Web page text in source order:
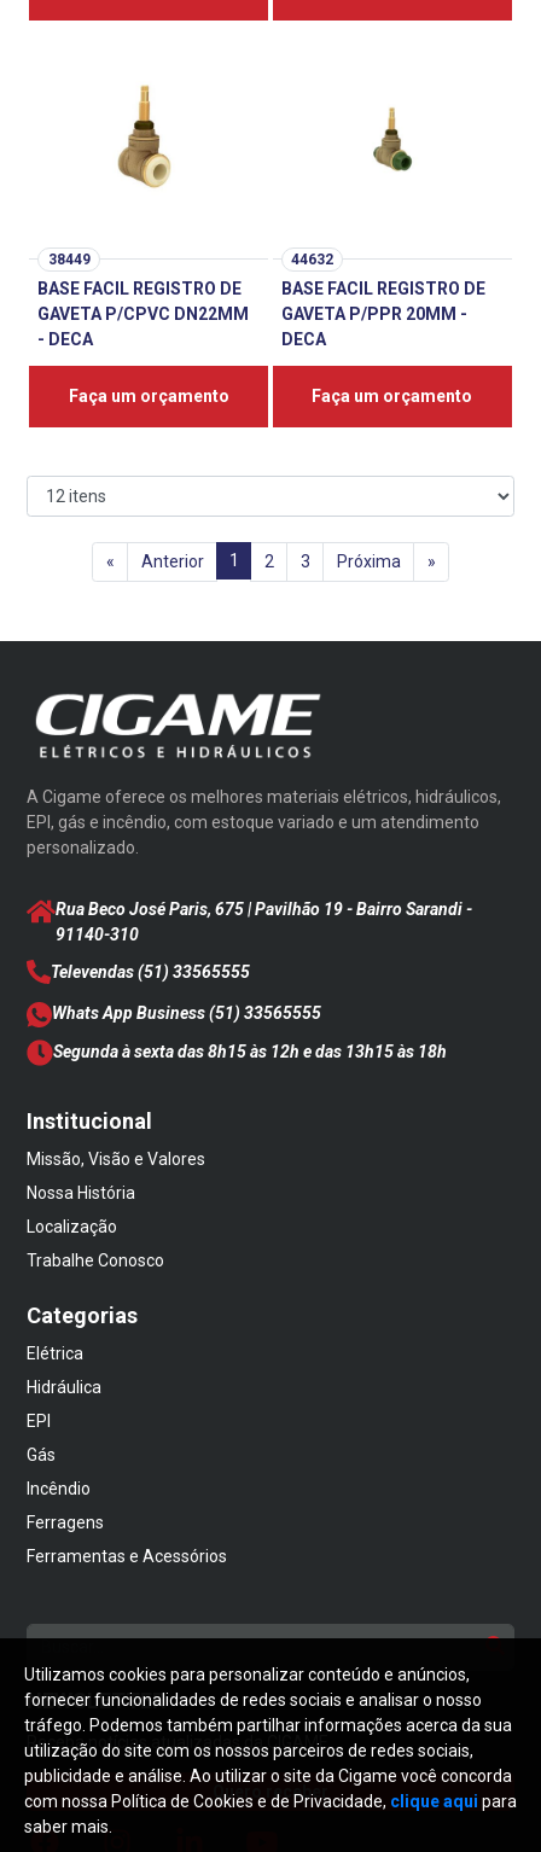
38449
BASE FACIL REGISTRO DE
GAVETA P/CPVC DN22MM
- DECA
Faça um orçamento
44632
BASE FACIL REGISTRO DE
GAVETA P/PPR 20MM -
DECA
Faça um orçamento
« Anterior 1 2 3 Próxima »
A Cigame oferece os melhores materiais elétricos, hidráulicos,
EPI, gás e incêndio, com estoque variado e um atendimento
personalizado.
Rua Beco José Paris, 675 | Pavilhão 19 - Bairro Sarandi-
91140-310
Televendas(51) 33565555
Whats App Business(51) 33565555
Segunda à sexta das 8h15 às 12h e das 13h15 às 18h
Institucional
Missão, Visão e Valores
Nossa História
Localização
Trabalhe Conosco
Categorias
Elétrica
Hidráulica
EPI
Gás
Incêndio
Ferragens
Ferramentas e Acessórios
NEWSLETTER
Receba notícias atualizadas da CIGAME
Quero receber
Utilizamos cookies para personalizar conteúdo e anúncios,
fornecer funcionalidades de redes sociais e analisar o nosso
tráfego. Podemos também partilhar informações acerca da sua
utilização do site com os nossos parceiros de redes sociais,
publicidade e análise. Ao utilizar o site da Cigame você concorda
com nossa Política de Cookies e de Privacidade, clique aqui para
saber mais.